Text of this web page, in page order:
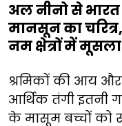
अल नीनो से
मानसून का
नम क्षेत्रों में
श्रमिकों की आय
आर्थिक तंगी इतनी
के मासूम बच्चों को